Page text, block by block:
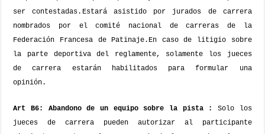
ser contestadas. Estará asistido por jurados de carrera
nombrados por el comité nacional de carreras de la
Federación Francesa de Patinaje. En caso de litigio sobre
la parte deportiva del reglamente, solamente los jueces
de carrera estarán habilitados para formular una
opinión.
Art B6: Abandono de un equipo sobre la pista :
Solo los
jueces de carrera pueden autorizar al participante